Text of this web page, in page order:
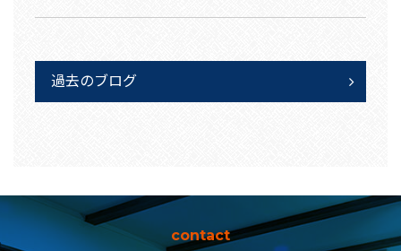
過去のブログ
contact